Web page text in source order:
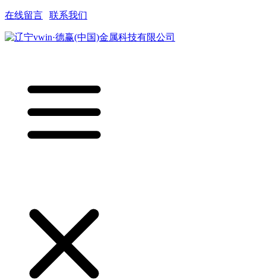
在线留言 联系我们